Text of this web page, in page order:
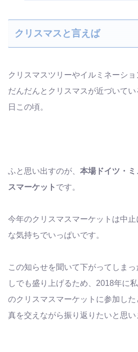
クリスマスと言えば
クリスマスツリーやイルミネーショ
だんだんとクリスマスが近づいて
日この頃。
ふと思い出すのが、 本場ドイツ・
スマーケット です。
今年のクリスマスマーケットは中
な気持ちでいっぱいです。
この知らせを聞いて下がってしま
しでも盛り上げるため、2018年に
のクリスマスマーケットに参加し
真を交えながら振り返りたいと思い